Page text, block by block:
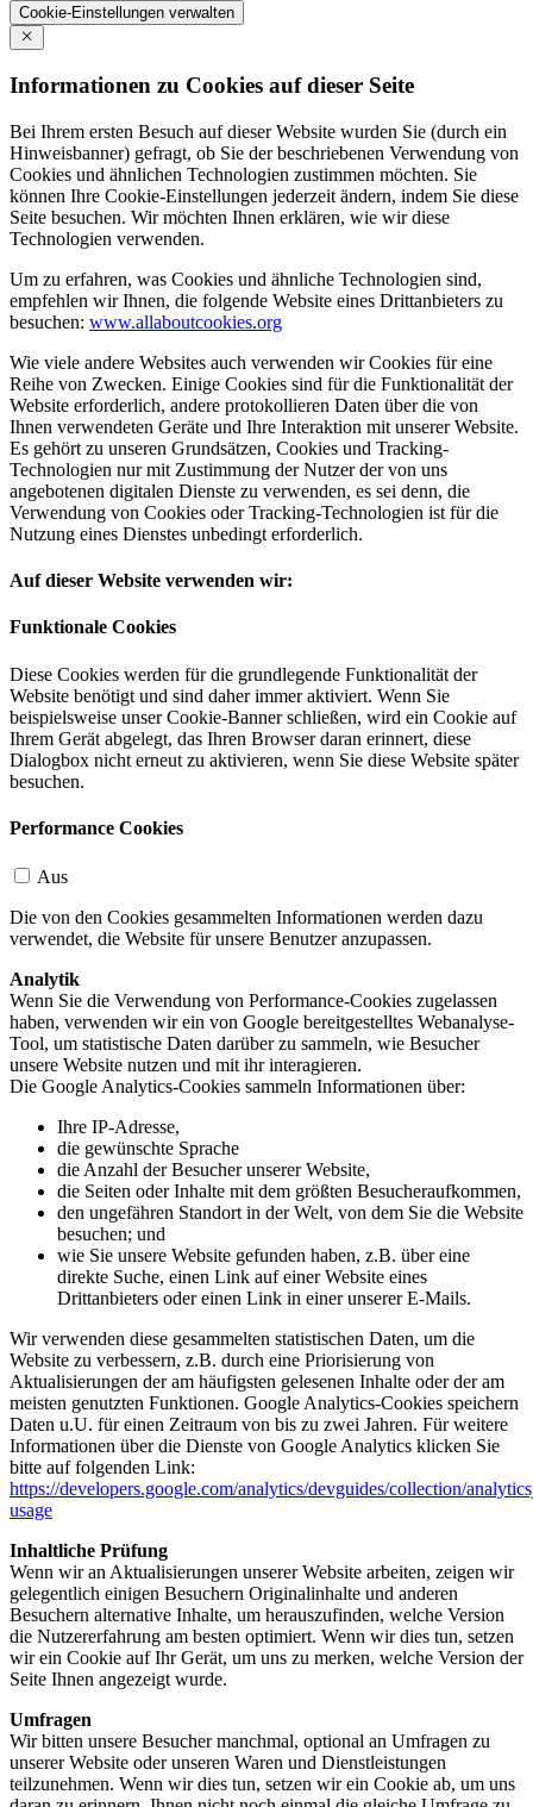
Cookie-Einstellungen verwalten
Informationen zu Cookies auf dieser Seite
Bei Ihrem ersten Besuch auf dieser Website wurden Sie (durch ein
Hinweisbanner) gefragt, ob Sie der beschriebenen Verwendung von
Cookies und ähnlichen Technologien zustimmen möchten. Sie
können Ihre Cookie-Einstellungen jederzeit ändern, indem Sie diese
Seite besuchen. Wir möchten Ihnen erklären, wie wir diese
Technologien verwenden.
Um zu erfahren, was Cookies und ähnliche Technologien sind,
empfehlen wir Ihnen, die folgende Website eines Drittanbieters zu
besuchen: www.allaboutcookies.org
Wie viele andere Websites auch verwenden wir Cookies für eine
Reihe von Zwecken. Einige Cookies sind für die Funktionalität der
Website erforderlich, andere protokollieren Daten über die von
Ihnen verwendeten Geräte und Ihre Interaktion mit unserer Website.
Es gehört zu unseren Grundsätzen, Cookies und Tracking-
Technologien nur mit Zustimmung der Nutzer der von uns
angebotenen digitalen Dienste zu verwenden, es sei denn, die
Verwendung von Cookies oder Tracking-Technologien ist für die
Nutzung eines Dienstes unbedingt erforderlich.
Auf dieser Website verwenden wir:
Funktionale Cookies
Diese Cookies werden für die grundlegende Funktionalität der
Website benötigt und sind daher immer aktiviert. Wenn Sie
beispielsweise unser Cookie-Banner schließen, wird ein Cookie auf
Ihrem Gerät abgelegt, das Ihren Browser daran erinnert, diese
Dialogbox nicht erneut zu aktivieren, wenn Sie diese Website später
besuchen.
Performance Cookies
Aus
Die von den Cookies gesammelten Informationen werden dazu
verwendet, die Website für unsere Benutzer anzupassen.
Analytik
Wenn Sie die Verwendung von Performance-Cookies zugelassen
haben, verwenden wir ein von Google bereitgestelltes Webanalyse-
Tool, um statistische Daten darüber zu sammeln, wie Besucher
unsere Website nutzen und mit ihr interagieren.
Die Google Analytics-Cookies sammeln Informationen über:
Ihre IP-Adresse,
die gewünschte Sprache
die Anzahl der Besucher unserer Website,
die Seiten oder Inhalte mit dem größten Besucheraufkommen,
den ungefähren Standort in der Welt, von dem Sie die Website
besuchen; und
wie Sie unsere Website gefunden haben, z.B. über eine
direkte Suche, einen Link auf einer Website eines
Drittanbieters oder einen Link in einer unserer E-Mails.
Wir verwenden diese gesammelten statistischen Daten, um die
Website zu verbessern, z.B. durch eine Priorisierung von
Aktualisierungen der am häufigsten gelesenen Inhalte oder der am
meisten genutzten Funktionen. Google Analytics-Cookies speichern
Daten u.U. für einen Zeitraum von bis zu zwei Jahren. Für weitere
Informationen über die Dienste von Google Analytics klicken Sie
bitte auf folgenden Link:
https://developers.google.com/analytics/devguides/collection/
usage
Inhaltliche Prüfung
Wenn wir an Aktualisierungen unserer Website arbeiten, zeigen wir
gelegentlich einigen Besuchern Originalinhalte und anderen
Besuchern alternative Inhalte, um herauszufinden, welche Version
die Nutzererfahrung am besten optimiert. Wenn wir dies tun, setzen
wir ein Cookie auf Ihr Gerät, um uns zu merken, welche Version der
Seite Ihnen angezeigt wurde.
Umfragen
Wir bitten unsere Besucher manchmal, optional an Umfragen zu
unserer Website oder unseren Waren und Dienstleistungen
teilzunehmen. Wenn wir dies tun, setzen wir ein Cookie ab, um uns